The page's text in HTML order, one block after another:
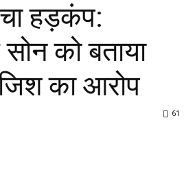
हड़कंप:
को बताया
का आरोप
61